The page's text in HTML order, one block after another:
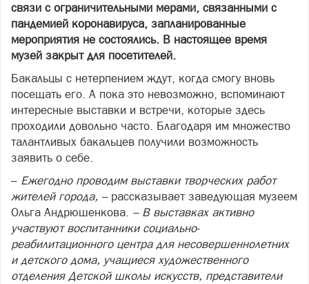
связи с ограничительными мерами, связанными с
пандемией коронавируса, запланированные
мероприятия не состоялись. В настоящее время
музей закрыт для посетителей.
Бакальцы с нетерпением ждут, когда смогу вновь
посещать его. А пока это невозможно, вспоминают
интересные выставки и встречи, которые здесь
проходили довольно часто. Благодаря им множество
талантливых бакальцев получили возможность
заявить о себе.
– Ежегодно проводим выставки творческих работ
жителей города, – рассказывает заведующая музеем
Ольга Андрюшенкова. – В выставках активно
участвуют воспитанники социально-
реабилитационного центра для несовершеннолетних
и детского дома, учащиеся художественного
отделения Детской школы искусств, представители